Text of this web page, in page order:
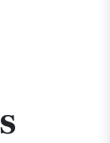
Dansk Padel